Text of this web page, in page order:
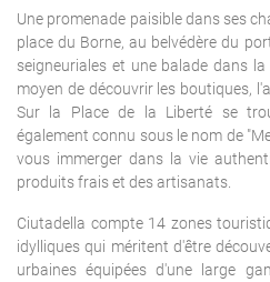
Une promenade paisible dans ses
place du Borne, au belvédère du
seigneuriales et une balade dans
moyen de découvrir les boutiques,
Sur la Place de la Liberté se
également connu sous le nom de
vous immerger dans la vie
produits frais et des artisanats.
Ciutadella compte 14 zones
idylliques qui méritent d'être
urbaines équipées d'une large